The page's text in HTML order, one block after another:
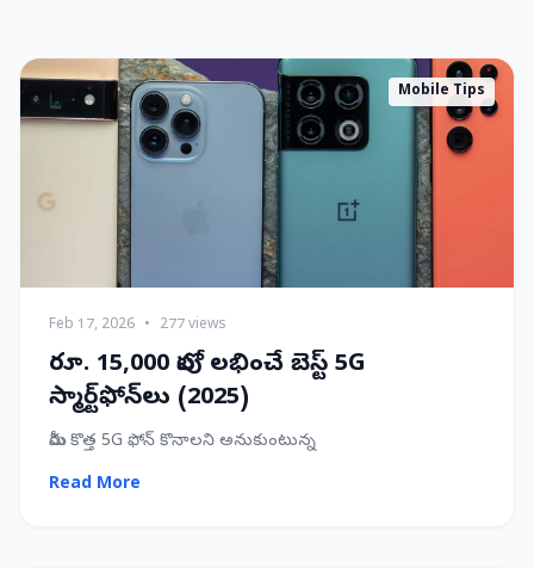
Mobile Tips
Feb 17, 2026 • 277 views
రూ. 15,000 లోపు లభించే బెస్ట్ 5G
స్మార్ట్‌ఫోన్‌లు (2025)
మీరు కొత్త 5G ఫోన్ కొనాలని అనుకుంటున్న
Read More